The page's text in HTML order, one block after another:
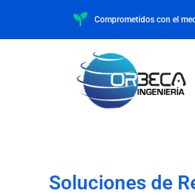
Comprometidos con el
Soluciones de